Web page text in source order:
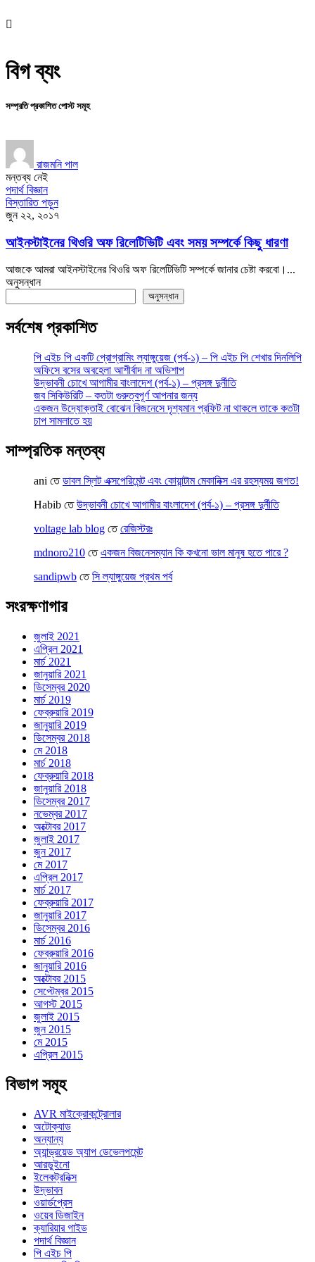
বিগ ব্যং
সম্প্রতি প্রকাশিত পোস্ট সমূহ
রাজমনি পাল
মন্তব্য নেই
পদার্থ বিজ্ঞান
বিস্তারিত পড়ুন
জুন ২২, ২০১৭
আইনস্টাইনের থিওরি অফ রিলেটিভিটি এবং সময় সম্পর্কে কিছু ধারণা
আজকে আমরা আইনস্টাইনের থিওরি অফ রিলেটিভিটি সম্পর্কে জানার চেষ্টা করবো।...
অনুসন্ধান
অনুসন্ধান
সর্বশেষ প্রকাশিত
পি এইচ পি একটি প্রোগ্রামিং ল্যাঙ্গুয়েজ (পর্ব-১) – পি এইচ পি শেখার দিনলিপি
অফিসে বসের অবহেলা আশীর্বাদ না অভিশাপ
উদ্ভাবনী চোখে আগামীর বাংলাদেশ (পর্ব-১) – প্রসঙ্গ দুর্নীতি
জব সিকিউরিটি – কতটা গুরুত্বপূর্ণ আপনার জন্য
একজন উদ্যোক্তাই বোঝেন বিজনেসে দৃশ্যমান প্রফিট না থাকলে তাকে কতটা
চাপ সামলাতে হয়
সাম্প্রতিক মন্তব্য
ani তেডাবল স্লিট এক্সপেরিমেন্ট এবং কোয়ান্টাম মেকানিক্স এর রহস্যময় জগত!
Habib তেউদ্ভাবনী চোখে আগামীর বাংলাদেশ (পর্ব-১) – প্রসঙ্গ দুর্নীতি
voltage lab blog তেরেজিস্টরঃ
mdnoro210 তেএকজন বিজনেসম্যান কি কখনো ভাল মানুষ হতে পারে ?
sandipwb তেসি ল্যাঙ্গুয়েজ প্রথম পর্ব
সংরক্ষণাগার
জুলাই 2021
এপ্রিল 2021
মার্চ 2021
জানুয়ারি 2021
ডিসেম্বর 2020
মার্চ 2019
ফেব্রুয়ারি 2019
জানুয়ারি 2019
ডিসেম্বর 2018
মে 2018
মার্চ 2018
ফেব্রুয়ারি 2018
জানুয়ারি 2018
ডিসেম্বর 2017
নভেম্বর 2017
অক্টোবর 2017
জুলাই 2017
জুন 2017
মে 2017
এপ্রিল 2017
মার্চ 2017
ফেব্রুয়ারি 2017
জানুয়ারি 2017
ডিসেম্বর 2016
মার্চ 2016
ফেব্রুয়ারি 2016
জানুয়ারি 2016
অক্টোবর 2015
সেপ্টেম্বর 2015
আগস্ট 2015
জুলাই 2015
জুন 2015
মে 2015
এপ্রিল 2015
বিভাগ সমূহ
AVR মাইক্রোকন্ট্রোলার
অটোক্যাড
অন্যান্য
অ্যান্ড্রয়েড অ্যাপ ডেভেলপমেন্ট
আরডুইনো
ইলেকট্রনিক্স
উদ্ভাবন
ওয়ার্ডপ্রেস
ওয়েব ডিজাইন
ক্যারিয়ার গাইড
পদার্থ বিজ্ঞান
পি এইচ পি